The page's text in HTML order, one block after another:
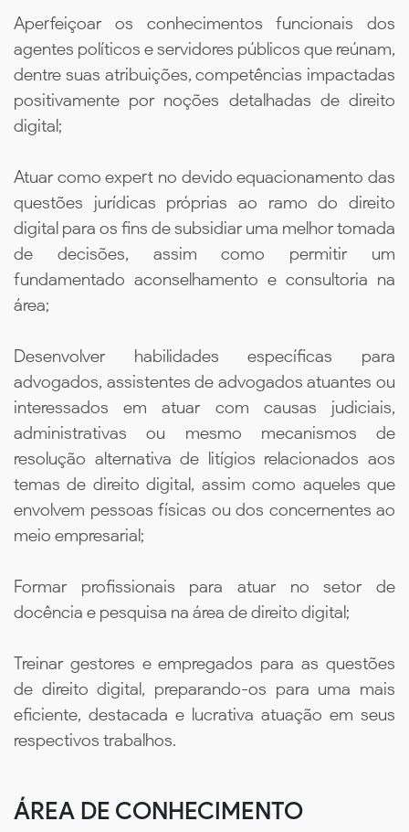
Aperfeiçoar os conhecimentos funcionais dos
agentes políticos e servidores públicos que reúnam,
dentre suas atribuições, competências impactadas
positivamente por noções detalhadas de direito
digital;
Atuar como expert no devido equacionamento das
questões jurídicas próprias ao ramo do direito
digital para os fins de subsidiar uma melhor tomada
de decisões, assim como permitir um
fundamentado aconselhamento e consultoria na
área;
Desenvolver habilidades específicas para
advogados, assistentes de advogados atuantes ou
interessados em atuar com causas judiciais,
administrativas ou mesmo mecanismos de
resolução alternativa de litígios relacionados aos
temas de direito digital, assim como aqueles que
envolvem pessoas físicas ou dos concernentes ao
meio empresarial;
Formar profissionais para atuar no setor de
docência e pesquisa na área de direito digital;
Treinar gestores e empregados para as questões
de direito digital, preparando-os para uma mais
eficiente, destacada e lucrativa atuação em seus
respectivos trabalhos.
ÁREA DE CONHECIMENTO